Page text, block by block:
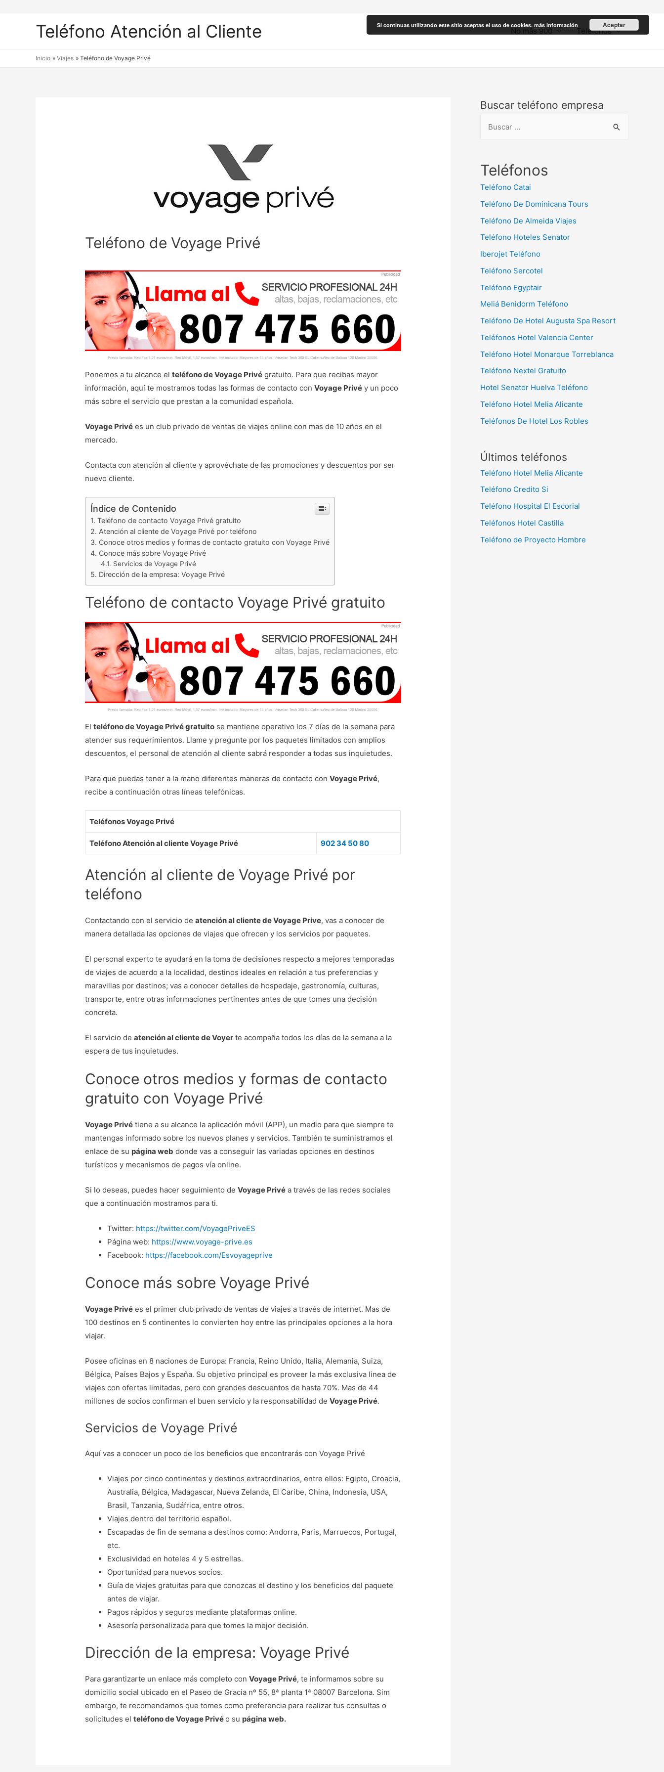
Teléfono Atención al Cliente No más 900 Teléfonos
Inicio Viajes Teléfono de Voyage Privé
Teléfono de Voyage Privé
Ponemos a tu alcance elteléfono de Voyage Privé gratuito. Para que recibas mayor
información, aquí te mostramos todas las formas de contacto conVoyage Privé y un poco
más sobre el servicio que prestan a la comunidad española.
Voyage Privé es un club privado de ventas de viajes online con mas de 10 años en el
mercado.
Contacta con atención al cliente y aprovéchate de las promociones y descuentos por ser
nuevo cliente.
Índice de Contenido
Teléfono de contacto Voyage Privé gratuito
Atención al cliente de Voyage Privé por teléfono
Conoce otros medios y formas de contacto gratuito con Voyage Privé
Conoce más sobre Voyage Privé
Servicios de Voyage Privé
Dirección de la empresa: Voyage Privé
Teléfono de contacto Voyage Privé gratuito
Elteléfono de Voyage Privé gratuito se mantiene operativo los 7 días de la semana para
atender sus requerimientos. Llame y pregunte por los paquetes limitados con amplios
descuentos, el personal de atención al cliente sabrá responder a todas sus inquietudes.
Para que puedas tener a la mano diferentes maneras de contacto conVoyage Privé,
recibe a continuación otras líneas telefónicas.
Teléfonos Voyage Privé
Teléfono Atención al cliente Voyage Privé 902 34 50 80
Atención al cliente de Voyage Privé por
teléfono
Contactando con el servicio deatención al cliente de Voyage Prive, vas a conocer de
manera detallada las opciones de viajes que ofrecen y los servicios por paquetes.
El personal experto te ayudará en la toma de decisiones respecto a mejores temporadas
de viajes de acuerdo a la localidad, destinos ideales en relación a tus preferencias y
maravillas por destinos; vas a conocer detalles de hospedaje, gastronomía, culturas,
transporte, entre otras informaciones pertinentes antes de que tomes una decisión
concreta.
El servicio deatención al cliente de Voyer te acompaña todos los días de la semana a la
espera de tus inquietudes.
Conoce otros medios y formas de contacto
gratuito con Voyage Privé
Voyage Privé tiene a su alcance la aplicación móvil (APP), un medio para que siempre te
mantengas informado sobre los nuevos planes y servicios. También te suministramos el
enlace de su página web donde vas a conseguir las variadas opciones en destinos
turísticos y mecanismos de pagos vía online.
Si lo deseas, puedes hacer seguimiento deVoyage Privé a través de las redes sociales
que a continuación mostramos para ti.
Twitter: https://twitter.com/VoyagePriveES
Página web: https://www.voyage-prive.es
Facebook: https://facebook.com/Esvoyageprive
Conoce más sobre Voyage Privé
Voyage Privé es el primer club privado de ventas de viajes a través de internet. Mas de
100 destinos en 5 continentes lo convierten hoy entre las principales opciones a la hora
viajar.
Posee oficinas en 8 naciones de Europa: Francia, Reino Unido, Italia, Alemania, Suiza,
Bélgica, Países Bajos y España. Su objetivo principal es proveer la más exclusiva linea de
viajes con ofertas limitadas, pero con grandes descuentos de hasta 70%. Mas de 44
millones de socios confirman el buen servicio y la responsabilidad deVoyage Privé.
Servicios de Voyage Privé
Aquí vas a conocer un poco de los beneficios que encontrarás con Voyage Privé
Viajes por cinco continentes y destinos extraordinarios, entre ellos: Egipto, Croacia,
Australia, Bélgica, Madagascar, Nueva Zelanda, El Caribe, China, Indonesia, USA,
Brasil, Tanzania, Sudáfrica, entre otros.
Viajes dentro del territorio español.
Escapadas de fin de semana a destinos como: Andorra, Paris, Marruecos, Portugal,
etc.
Exclusividad en hoteles 4 y 5 estrellas.
Oportunidad para nuevos socios.
Guía de viajes gratuitas para que conozcas el destino y los beneficios del paquete
antes de viajar.
Pagos rápidos y seguros mediante plataformas online.
Asesoría personalizada para que tomes la mejor decisión.
Dirección de la empresa: Voyage Privé
Para garantizarte un enlace más completo conVoyage Privé, te informamos sobre su
domicilio social ubicado en el Paseo de Gracia nº 55, 8ª planta 1ª 08007 Barcelona. Sim
embargo, te recomendamos que tomes como preferencia para realizar tus consultas o
solicitudes elteléfono de Voyage Privéo su página web.
Buscar teléfono empresa
c
Teléfonos
Teléfono Catai
Teléfono De Dominicana Tours
Teléfono De Almeida Viajes
Teléfono Hoteles Senator
Iberojet Teléfono
Teléfono Sercotel
Teléfono Egyptair
Meliá Benidorm Teléfono
Teléfono De Hotel Augusta Spa Resort
Teléfonos Hotel Valencia Center
Teléfono Hotel Monarque Torreblanca
Teléfono Nextel Gratuito
Hotel Senator Huelva Teléfono
Teléfono Hotel Melia Alicante
Teléfonos De Hotel Los Robles
Últimos teléfonos
Teléfono Hotel Melia Alicante
Teléfono Credito Si
Teléfono Hospital El Escorial
Teléfonos Hotel Castilla
Teléfono de Proyecto Hombre
Si continuas utilizando este sitio aceptas el uso de cookies. más información Aceptar